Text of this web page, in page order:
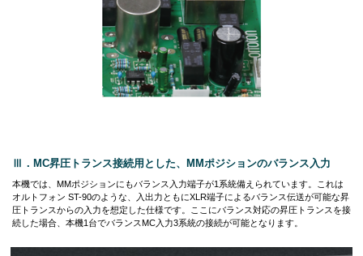
Ⅲ．MC昇圧トランス接続用とした、MMポジションのバランス入力
本機では、MMポジションにもバランス入力端子が1系統備えられています。これは
オルトフォン ST-90のような、入出力ともにXLR端子によるバランス伝送が可能な昇
圧トランスからの入力を想定した仕様です。ここにバランス対応の昇圧トランスを接
続した場合、本機1台でバランスMC入力3系統の接続が可能となります。